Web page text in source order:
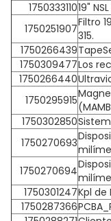
175033311019"
1750251907Filtro
315.
1750266439
1750309477Los
1750266440
1750295915
1750302850
1750270693
1750270694
1750301247Kpl de
1750287366